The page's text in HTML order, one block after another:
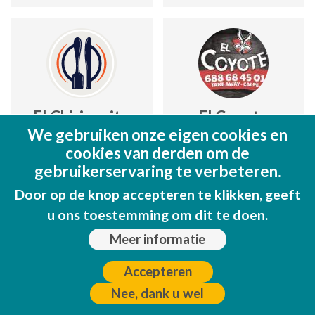
El Chiringuito
Balandro,1; Edf. Caribe Playa,
Lc.1
lasentadita.com/locales-
calpe/el-chiringuito/
Bekijk op kaart
El Coyote
Avda. Puerto de Santa Maria, Edf
Lc2
www.facebook.com/
Bekijk op kaart
We gebruiken onze eigen cookies en
cookies van derden om de
gebruikerservaring te verbeteren.
Door op de knop accepteren te klikken, geeft
u ons toestemming om dit te doen.
Meer informatie
Accepteren
Nee, dank u wel